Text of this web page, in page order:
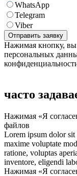
WhatsApp
Telegram
Viber
Нажимая кнопку, вы
персональных
часто
Нажимая «Я
файлов
Lorem ipsum dolor sit
maxime voluptate
ratione, voluptas
inventore, eligendi
Нажимая «Я